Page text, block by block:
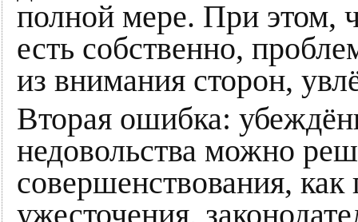
полной мере. При этом,
есть собственно,
из внимания сторон,
Вторая ошибка:
недовольства можно
совершенствования,
ужесточения,